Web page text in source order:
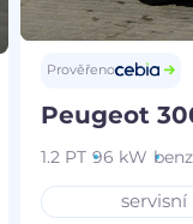
Prověřeno
Peugeot
1.2 PT 96 kW